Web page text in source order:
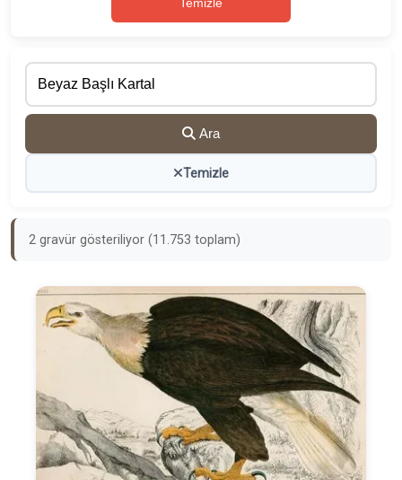
Ara
Temizle
2 gravür gösteriliyor (11.753 toplam)